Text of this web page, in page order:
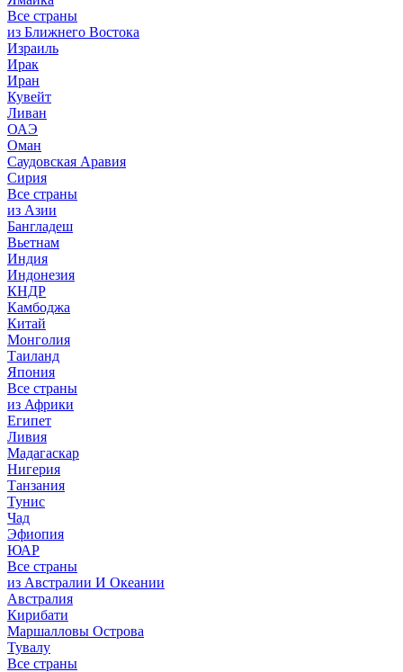
Все страны
из Ближнего Востока
Израиль
Ирак
Иран
Кувейт
Ливан
ОАЭ
Оман
Саудовская Аравия
Сирия
Все страны
из Азии
Бангладеш
Вьетнам
Индия
Индонезия
КНДР
Камбоджа
Китай
Монголия
Таиланд
Япония
Все страны
из Африки
Египет
Ливия
Мадагаскар
Нигерия
Танзания
Тунис
Чад
Эфиопия
ЮАР
Все страны
из Австралии И Океании
Австралия
Кирибати
Маршалловы Острова
Тувалу
Все страны